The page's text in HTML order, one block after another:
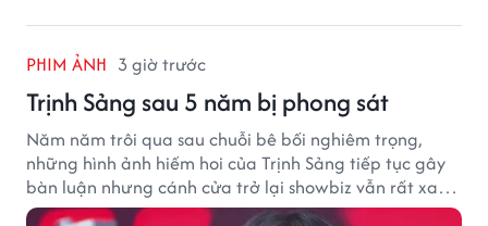
PHIM ẢNH 3 giờ trước
Trịnh Sảng sau 5 năm bị phong sát
Năm năm trôi qua sau chuỗi bê bối nghiêm trọng,
những hình ảnh hiếm hoi của Trịnh Sảng tiếp tục gây
bàn luận nhưng cánh cửa trở lại showbiz vẫn rất xa
vời.